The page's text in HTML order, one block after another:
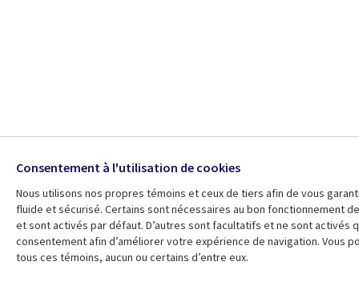
Consentement à l'utilisation de cookies
Nous utilisons nos propres témoins et ceux de tiers afin de vous
fluide et sécurisé. Certains sont nécessaires au bon fonctionnement
et sont activés par défaut. D’autres sont facultatifs et ne sont activés
consentement afin d’améliorer votre expérience de navigation. Vous
tous ces témoins, aucun ou certains d’entre eux.